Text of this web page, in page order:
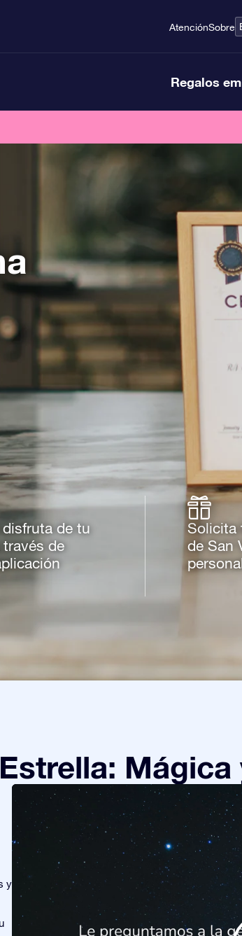
AtenciónSobre
Regalos
de tu
de
Solicita
de San
Mágica
y